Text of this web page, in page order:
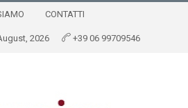
CONTATTI
2026 +39 06 99709546